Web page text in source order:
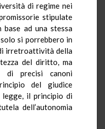
di regime nei
stipulate
base ad una stessa
si porrebbero in
irretroattività della
del diritto, ma
di precisi canoni
del giudice
il principio di
dell’autonomia